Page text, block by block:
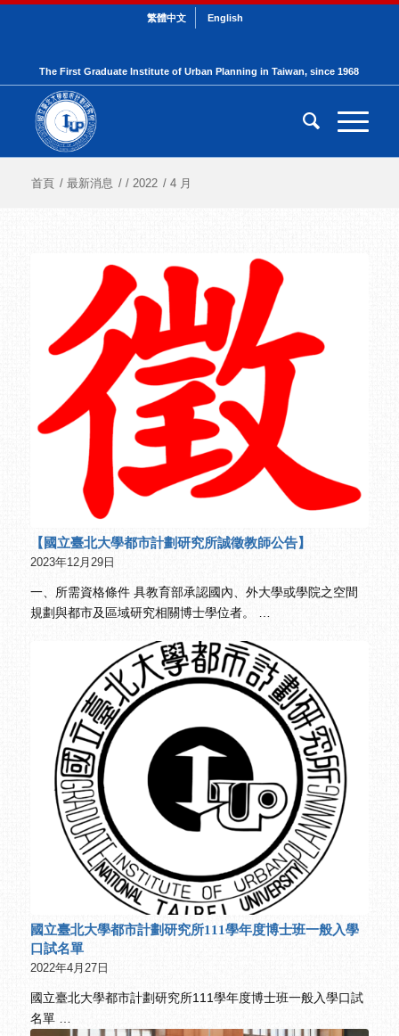
繁體中文 English
The First Graduate Institute of Urban Planning in Taiwan, since 1968
首頁 / 最新消息 / / 2022 / 4 月
【國立臺北大學都市計劃研究所誠徵教師公告】
2023年12月29日
一、所需資格條件 具教育部承認國內、外大學或學院之空間
規劃與都市及區域研究相關博士學位者。 …
國立臺北大學都市計劃研究所111學年度博士班一般入學
口試名單
2022年4月27日
國立臺北大學都市計劃研究所111學年度博士班一般入學口試
名單 …